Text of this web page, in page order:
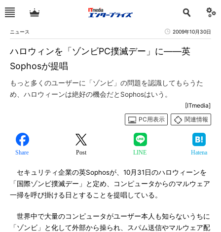
ニュース 2009年10月30日
ハロウィンを「ゾンビPC撲滅デー」に――英
Sophosが提唱
もっと多くのユーザーに「ゾンビ」の問題を認識してもらうた
め、ハロウィーンは絶好の機会だとSophosはいう。
[ITmedia]
PC用表示
関連情報
Share Post LINE Hatena
セキュリティ企業の英Sophosが、10月31日のハロウィーンを
「国際ゾンビ撲滅デー」と定め、コンピュータからのマルウェア
一掃を呼び掛ける日とすることを提唱している。
世界中で大量のコンピュータがユーザー本人も知らないうちに
「ゾンビ」と化して外部から操られ、スパム送信やマルウェア配